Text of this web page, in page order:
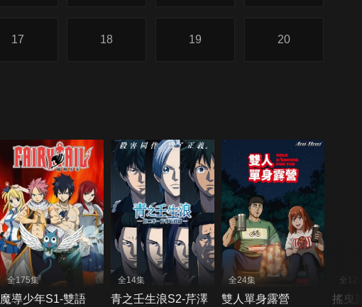
17 18 19 20
全175集
魔導少年S1-雙語
全14集
青之壬生浪S2-芹澤
全24集
雙人單身露營
全12
搖曳